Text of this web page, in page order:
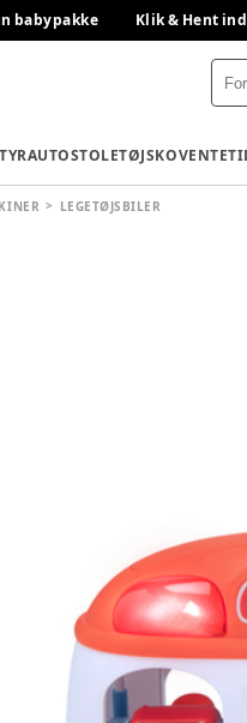
babypakke Klik & Hent
AUTOSTOLETØJSKO
LEGETØJSBILER